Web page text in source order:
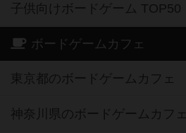
子供向けボードゲーム TOP50
ボードゲームカフェ
東京都のボードゲームカフェ
神奈川県のボードゲームカフェ